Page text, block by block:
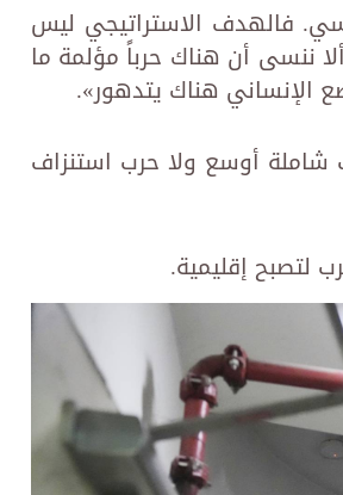
فالهدف الاستراتيجي ليس
ننسى أن هناك حرباً مؤلمة ما
هناك يتدهور».
شاملة أوسع ولا حرب استنزاف
لتصبح إقليمية.